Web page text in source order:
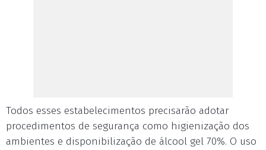
Todos esses estabelecimentos precisarão adotar
procedimentos de segurança como higienização dos
ambientes e disponibilização de álcool gel 70%. O uso